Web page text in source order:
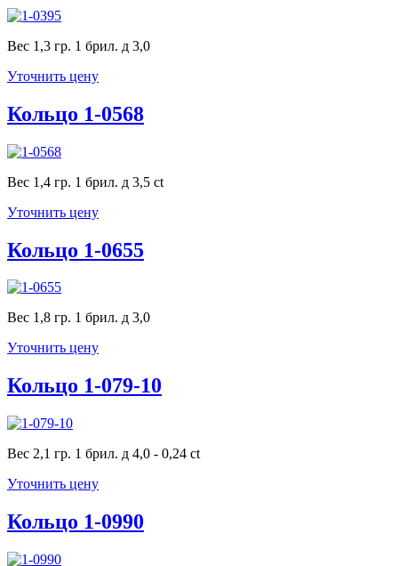
Вес 1,3 гр. 1 брил. д 3,0
Уточнить цену
Кольцо 1-0568
Вес 1,4 гр. 1 брил. д 3,5 ct
Уточнить цену
Кольцо 1-0655
Вес 1,8 гр. 1 брил. д 3,0
Уточнить цену
Кольцо 1-079-10
Вес 2,1 гр. 1 брил. д 4,0 - 0,24 ct
Уточнить цену
Кольцо 1-0990